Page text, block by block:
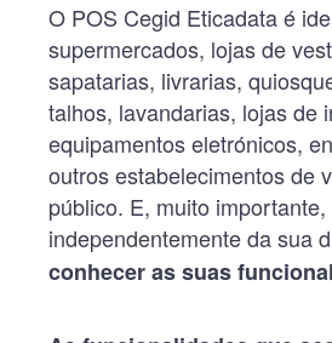
O POS Cegid Eticadata é
supermercados, lojas de
sapatarias, livrarias,
talhos, lavandarias, lojas de
equipamentos eletrónicos,
outros estabelecimentos de
público. E, muito importante,
independentemente da sua
conhecer as suas